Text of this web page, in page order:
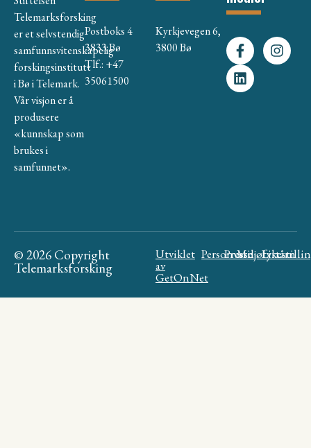
Telemarksforsking
er et selvstendig
samfunnsvitenskapelig
forskingsinstitutt
i Bø i Telemark.
Vår visjon er å
produsere
«kunnskap som
brukes i
samfunnet».
Postboks 4
3833 Bø
Tlf.: +47
35061500
Kyrkjevegen 6,
3800 Bø
© 2026 Copyright
Telemarksforsking
Utviklet
av
GetOnNet
Personvern
Presse
Miljøfyrtårn